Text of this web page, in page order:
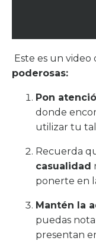
Este es un video
poderosas:
Pon
donde
utilizar tu
Recuerda
casualidad
ponerte en
Mantén la
puedas
presentan